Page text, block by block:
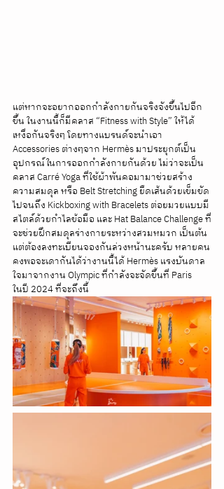
แต่หากจะอยากออกกำลังกายกันจริงจังขึ้นไปอีก
ขึ้น ในงานนี้ก็มีคลาส “Fitness with Style” ให้ได้
เหงื่อกันจริงๆ โดยทางแบรนด์จะนำเอา
Accessories ต่างๆจาก Hermès มาประยุกต์เป็น
อุปกรณ์ในการออกกำลังกายกันด้วย ไม่ว่าจะเป็น
คลาส Carré Yoga ที่ใช้ผ้าพันคอมามาช่วยสร้าง
ความสมดุล หรือ Belt Stretching ยืดเส้นด้วยเข็มขัด
ไปจนถึง Kickboxing with Bracelets ต่อยมวยแบบมี
สไตล์ด้วยกำไลข้อมือ และ Hat Balance Challenge ที่
จะช่วยฝึกสมดุลร่างกายระหว่างสวมหมวก เป็นต้น
แต่ต้องลงทะเบียนจองกันล่วงหน้านะครับ หลายคน
คงพอจะเดากันได้ว่างานนี้ได้ Hermès แรงบันดาล
ใจมาจากงาน Olympic ที่กำลังจะจัดขึ้นที่ Paris
ในปี 2024 ที่จะถึงนี้